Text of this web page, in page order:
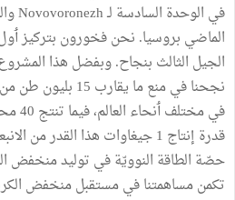
في الوحدة السادسة لـNovovoronezh
الماضي بروسيا. نحنفخورون بتركيزٲ
الجيل الثالث بنجاح.وبفضل هذا
نجحنافيمنعما يقارب بليون طنمن
فيمختلفٲنحاء العالم،فيما تنتج
قدرة إنتاج جيغاوات هذا القدرمن
حصّة الطاقة النوويّةفي توليدمنخفض
تكمنمساهمتنافيمستقبلمنخفض